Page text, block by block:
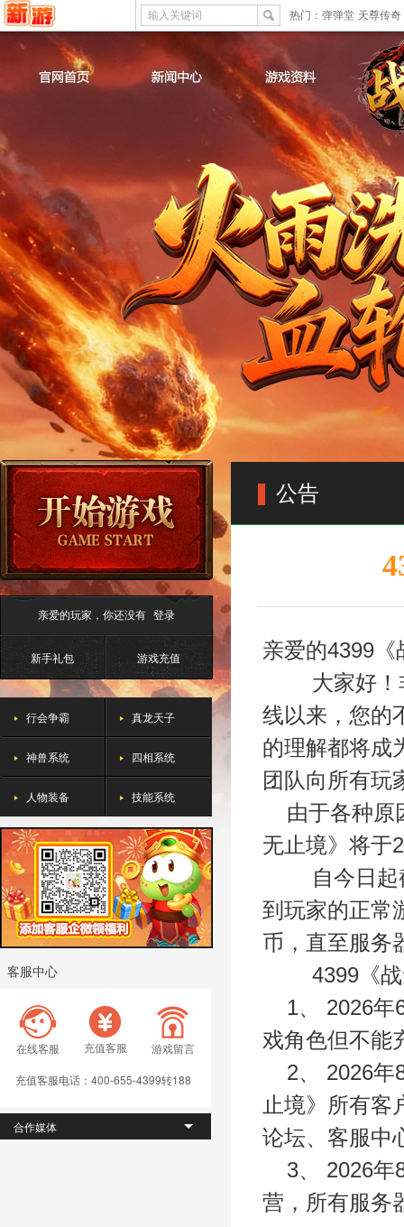
输入关键词 热门： 弹弹堂 天尊传奇
亲爱的玩家，你还没有 登录
新手礼包 游戏充值
行会争霸 真龙天子
神兽系统 四相系统
人物装备 技能系统
客服中心
在线客服 充值客服 游戏留言
充值客服电话：400-655-4399转188
合作媒体
公告
亲爱的4399
大家好
线以来，您的
的理解都将成
团队向所有玩
由于各种原
无止境》将于
自今日
到玩家的正常
币，直至服务
4399 《
1、 2026年
戏角色但不能
2、 2026年
止境》所有客
论坛、客服中
3、 2026年
营，所有服务